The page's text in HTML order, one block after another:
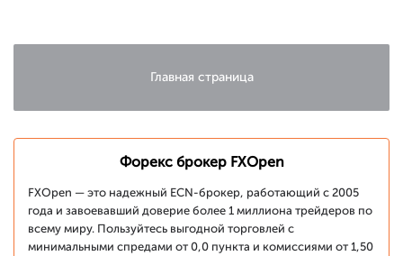
Китая
Главная страница
Форекс брокер FXOpen
FXOpen — это надежный ECN-брокер, работающий с 2005
года и завоевавший доверие более 1 миллиона трейдеров по
всему миру. Пользуйтесь выгодной торговлей с
минимальными спредами от 0,0 пункта и комиссиями от 1,50